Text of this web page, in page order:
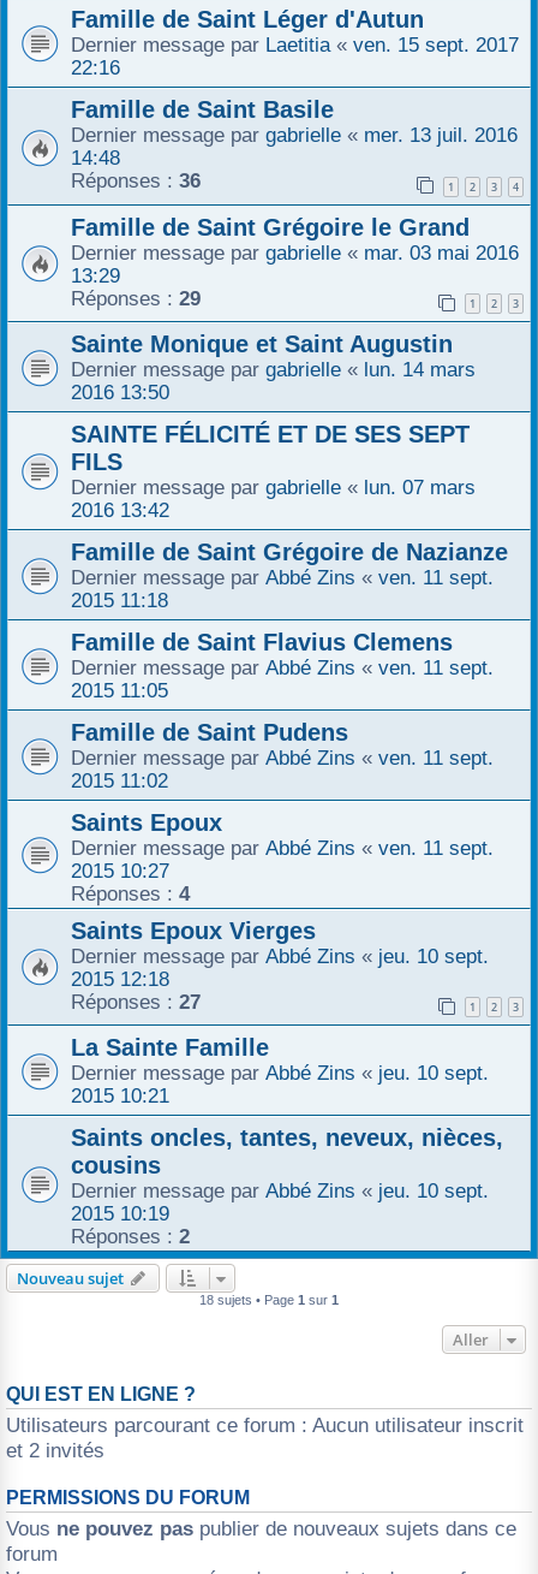
Famille de Saint Léger d'Autun
Dernier message par Laetitia « ven. 15 sept. 2017
22:16
Famille de Saint Basile
Dernier message par gabrielle « mer. 13 juil. 2016
14:48
Réponses : 36 1 2 3 4
Famille de Saint Grégoire le Grand
Dernier message par gabrielle « mar. 03 mai 2016
13:29
Réponses : 29 1 2 3
Sainte Monique et Saint Augustin
Dernier message par gabrielle « lun. 14 mars
2016 13:50
SAINTE FÉLICITÉ ET DE SES SEPT
FILS
Dernier message par gabrielle « lun. 07 mars
2016 13:42
Famille de Saint Grégoire de Nazianze
Dernier message par Abbé Zins « ven. 11 sept.
2015 11:18
Famille de Saint Flavius Clemens
Dernier message par Abbé Zins « ven. 11 sept.
2015 11:05
Famille de Saint Pudens
Dernier message par Abbé Zins « ven. 11 sept.
2015 11:02
Saints Epoux
Dernier message par Abbé Zins « ven. 11 sept.
2015 10:27
Réponses : 4
Saints Epoux Vierges
Dernier message par Abbé Zins « jeu. 10 sept.
2015 12:18
Réponses : 27 1 2 3
La Sainte Famille
Dernier message par Abbé Zins « jeu. 10 sept.
2015 10:21
Saints oncles, tantes, neveux, nièces,
cousins
Dernier message par Abbé Zins « jeu. 10 sept.
2015 10:19
Réponses : 2
Nouveau sujet
18 sujets • Page 1 sur 1
Aller
QUI EST EN LIGNE ?
Utilisateurs parcourant ce forum : Aucun utilisateur inscrit
et 2 invités
PERMISSIONS DU FORUM
Vous ne pouvez pas publier de nouveaux sujets dans ce
forum